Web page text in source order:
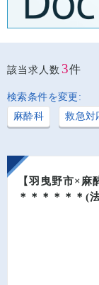
該当求人数 3件
検索条件を変更:
麻酔科
救急対
【羽曳野市×麻
＊＊＊＊＊＊(